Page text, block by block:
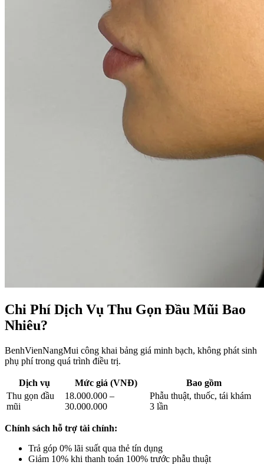
Chi Phí Dịch Vụ Thu Gọn Đầu Mũi Bao
Nhiêu?
BenhVienNangMui công khai bảng giá minh bạch, không phát sinh
phụ phí trong quá trình điều trị.
Dịch vụ Mức giá (VNĐ)
Bao gồm
Thu gọn đầu
mũi
18.000.000 –
30.000.000
Phẫu thuật, thuốc, tái khám
3 lần
Chính sách hỗ trợ tài chính:
Trả góp 0% lãi suất qua thẻ tín dụng
Giảm 10% khi thanh toán 100% trước phẫu thuật